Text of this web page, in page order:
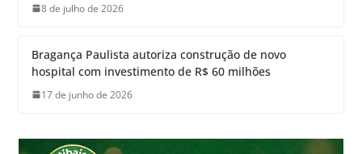
8 de julho de 2026
Bragança Paulista autoriza construção de novo
hospital com investimento de R$ 60 milhões
17 de junho de 2026